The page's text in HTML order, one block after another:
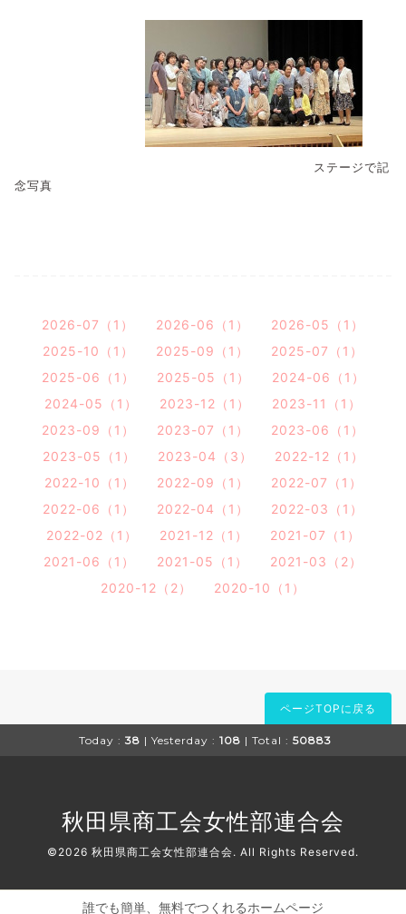
ステージで記
念写真
2026-07（1） 2026-06（1）
2026-05（1）
2025-10（1）
2025-09（1）
2025-07（1）
2025-06（1）
2025-05（1）
2024-06（1）
2024-05（1）
2023-12（1）
2023-11（1）
2023-09（1）
2023-07（1）
2023-06（1）
2023-05（1）
2023-04（3）
2022-12（1）
2022-10（1）
2022-09（1）
2022-07（1）
2022-06（1）
2022-04（1）
2022-03（1）
2022-02（1）
2021-12（1）
2021-07（1）
2021-06（1）
2021-05（1）
2021-03（2）
2020-12（2）
2020-10（1）
ページTOPに戻る
Today : 38 | Yesterday : 108 | Total : 50883
秋田県商工会女性部連合会
©2026 秋田県商工会女性部連合会. All Rights Reserved.
誰でも簡単、無料でつくれるホームページ